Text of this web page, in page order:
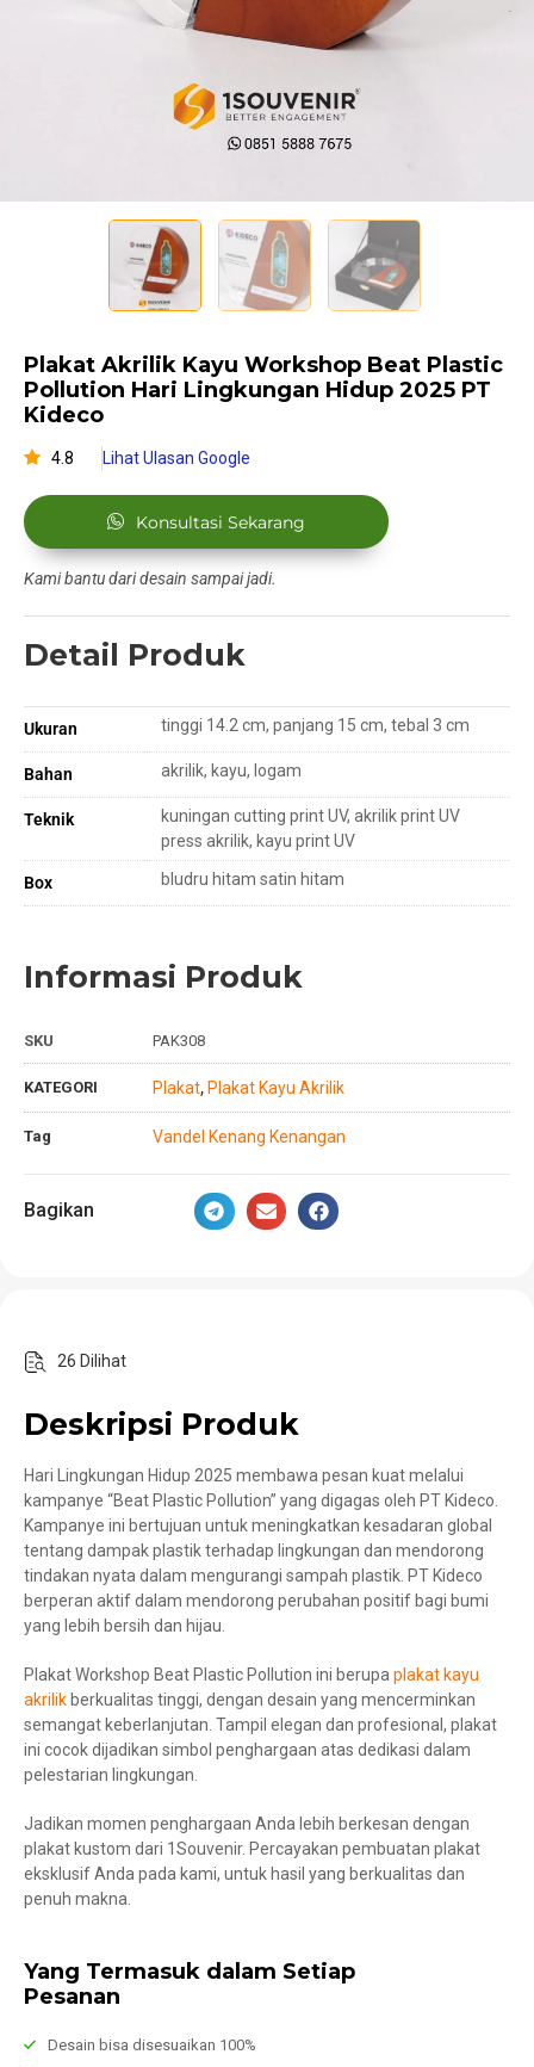
Plakat Akrilik Kayu Workshop Beat Plastic
Pollution Hari Lingkungan Hidup 2025 PT
Kideco
4.8 Lihat Ulasan Google
Konsultasi Sekarang
Kami bantu dari desain sampai jadi.
Detail Produk
Ukuran tinggi 14.2 cm, panjang 15 cm, tebal 3 cm
Bahan akrilik, kayu, logam
Teknik
kuningan cutting print UV, akrilik print UV
press akrilik, kayu print UV
Box bludru hitam satin hitam
Informasi Produk
SKU PAK308
KATEGORI Plakat, Plakat Kayu Akrilik
Tag Vandel Kenang Kenangan
Bagikan
26 Dilihat
Deskripsi Produk
Hari Lingkungan Hidup 2025 membawa pesan kuat melalui
kampanye “Beat Plastic Pollution” yang digagas oleh PT Kideco.
Kampanye ini bertujuan untuk meningkatkan kesadaran global
tentang dampak plastik terhadap lingkungan dan mendorong
tindakan nyata dalam mengurangi sampah plastik. PT Kideco
berperan aktif dalam mendorong perubahan positif bagi bumi
yang lebih bersih dan hijau.
Plakat Workshop Beat Plastic Pollution ini berupa plakat kayu
akrilik berkualitas tinggi, dengan desain yang mencerminkan
semangat keberlanjutan. Tampil elegan dan profesional, plakat
ini cocok dijadikan simbol penghargaan atas dedikasi dalam
pelestarian lingkungan.
Jadikan momen penghargaan Anda lebih berkesan dengan
plakat kustom dari 1Souvenir. Percayakan pembuatan plakat
eksklusif Anda pada kami, untuk hasil yang berkualitas dan
penuh makna.
Yang Termasuk dalam Setiap
Pesanan
Desain bisa disesuaikan 100%